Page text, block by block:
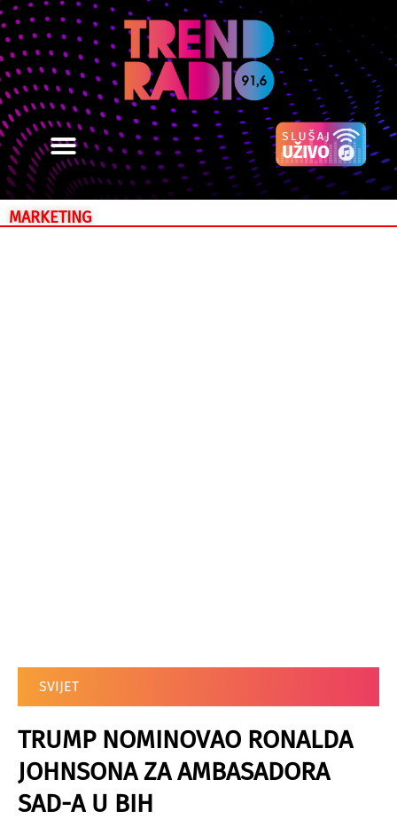
MARKETING
SVIJET
TRUMP NOMINOVAO RONALDA
JOHNSONA ZA AMBASADORA
SAD-A U BIH